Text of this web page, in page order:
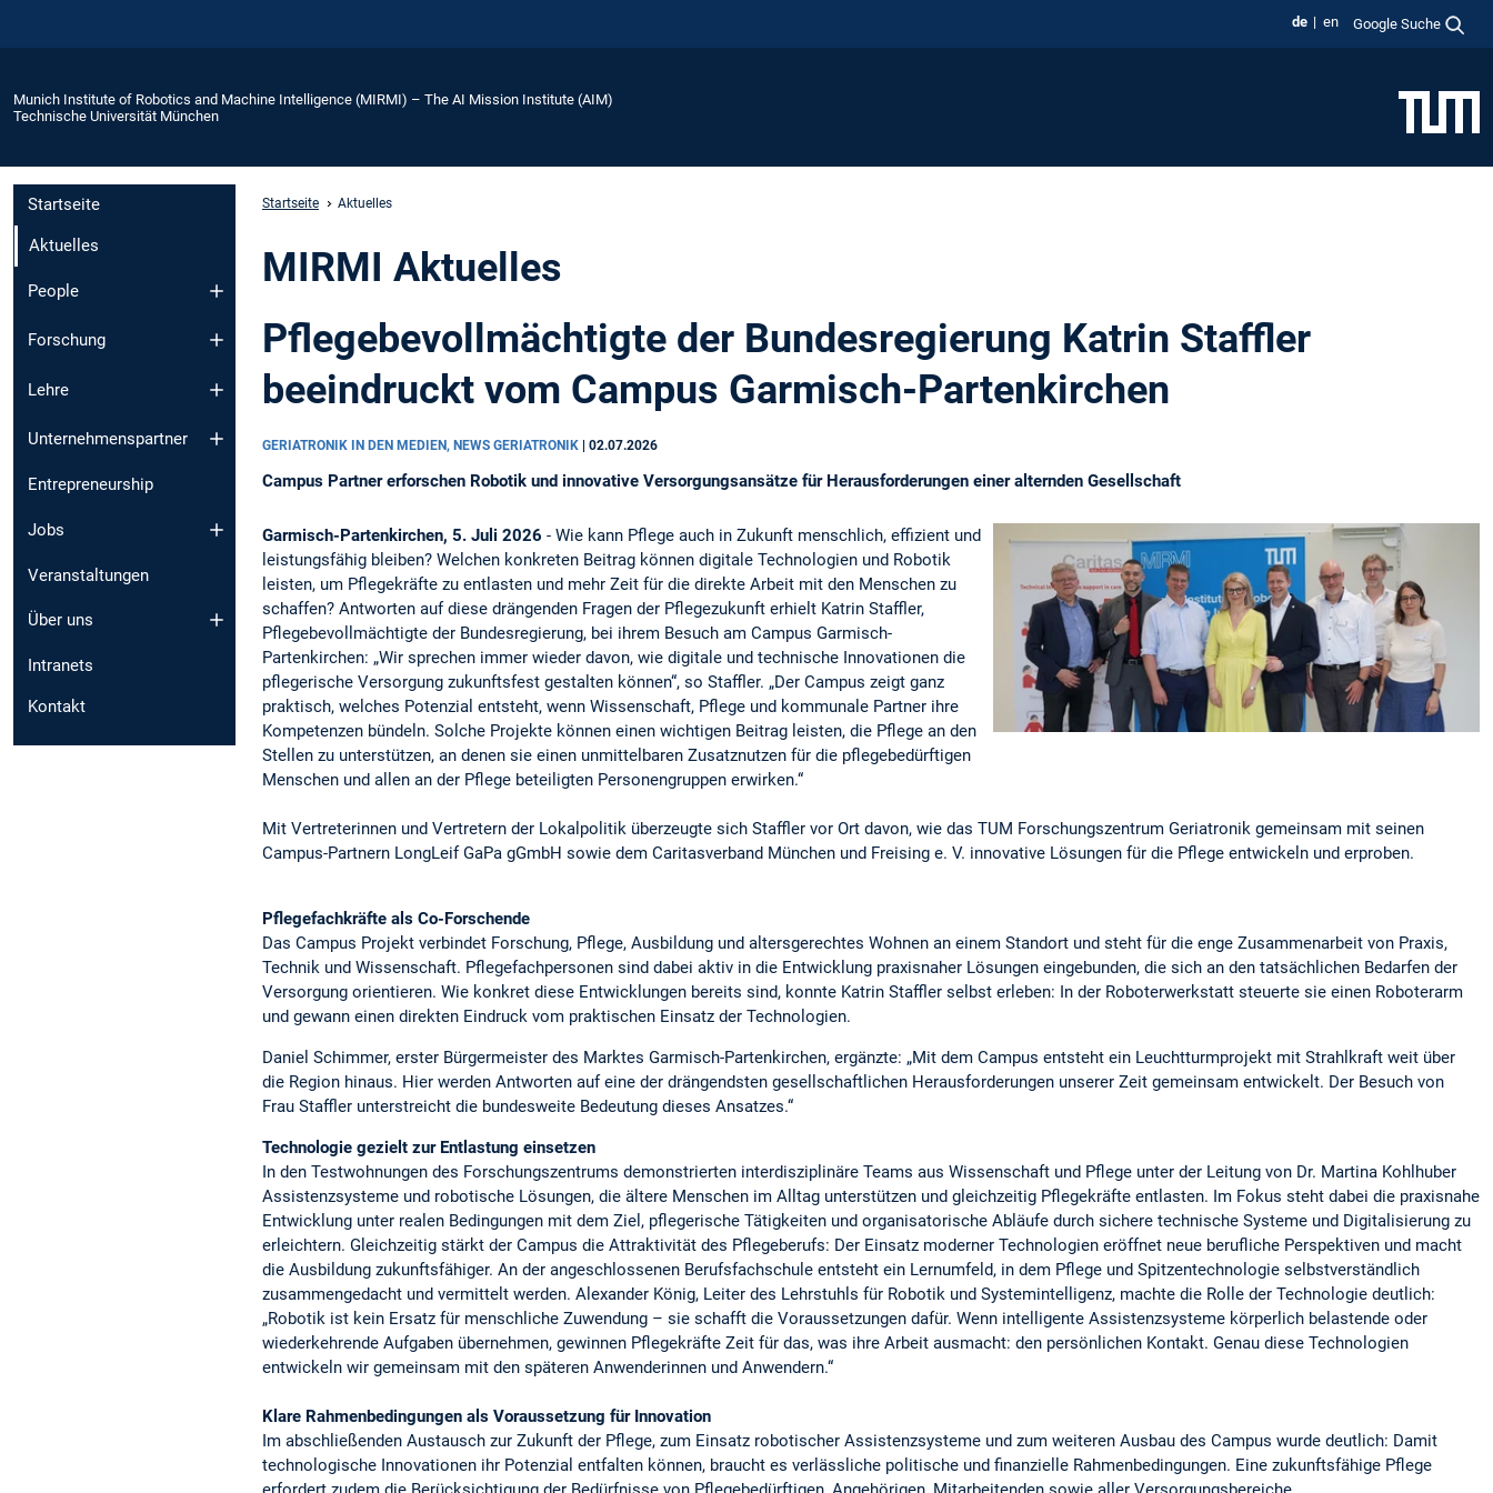
de en Google Suche
Munich Institute of Robotics and Machine Intelligence (MIRMI) – The AI Mission Institute (AIM)
Technische Universität München
Startseite
Aktuelles
People
Forschung
Lehre
Unternehmenspartner
Entrepreneurship
Jobs
Veranstaltungen
Über uns
Intranets
Kontakt
Startseite Aktuelles
MIRMI Aktuelles
Pflegebevollmächtigte der Bundesregierung Katrin Staffler
beeindruckt vom Campus Garmisch-Partenkirchen
GERIATRONIK IN DEN MEDIEN, NEWS GERIATRONIK | 02.07.2026
Campus Partner erforschen Robotik und innovative Versorgungsansätze für Herausforderungen einer alternden Gesellschaft
Garmisch-Partenkirchen, 5. Juli 2026 - Wie kann Pflege auch in Zukunft menschlich, effizient und
leistungsfähig bleiben? Welchen konkreten Beitrag können digitale Technologien und Robotik
leisten, um Pflegekräfte zu entlasten und mehr Zeit für die direkte Arbeit mit den Menschen zu
schaffen? Antworten auf diese drängenden Fragen der Pflegezukunft erhielt Katrin Staffler,
Pflegebevollmächtigte der Bundesregierung, bei ihrem Besuch am Campus Garmisch-
Partenkirchen: „Wir sprechen immer wieder davon, wie digitale und technische Innovationen die
pflegerische Versorgung zukunftsfest gestalten können“, so Staffler. „Der Campus zeigt ganz
praktisch, welches Potenzial entsteht, wenn Wissenschaft, Pflege und kommunale Partner ihre
Kompetenzen bündeln. Solche Projekte können einen wichtigen Beitrag leisten, die Pflege an den
Stellen zu unterstützen, an denen sie einen unmittelbaren Zusatznutzen für die pflegebedürftigen
Menschen und allen an der Pflege beteiligten Personengruppen erwirken.“
Mit Vertreterinnen und Vertretern der Lokalpolitik überzeugte sich Staffler vor Ort davon, wie das TUM Forschungszentrum Geriatronik gemeinsam mit seinen
Campus-Partnern LongLeif GaPa gGmbH sowie dem Caritasverband München und Freising e. V. innovative Lösungen für die Pflege entwickeln und erproben.
Pflegefachkräfte als Co-Forschende
Das Campus Projekt verbindet Forschung, Pflege, Ausbildung und altersgerechtes Wohnen an einem Standort und steht für die enge Zusammenarbeit von Praxis,
Technik und Wissenschaft. Pflegefachpersonen sind dabei aktiv in die Entwicklung praxisnaher Lösungen eingebunden, die sich an den tatsächlichen Bedarfen der
Versorgung orientieren. Wie konkret diese Entwicklungen bereits sind, konnte Katrin Staffler selbst erleben: In der Roboterwerkstatt steuerte sie einen Roboterarm
und gewann einen direkten Eindruck vom praktischen Einsatz der Technologien.
Daniel Schimmer, erster Bürgermeister des Marktes Garmisch-Partenkirchen, ergänzte: „Mit dem Campus entsteht ein Leuchtturmprojekt mit Strahlkraft weit über
die Region hinaus. Hier werden Antworten auf eine der drängendsten gesellschaftlichen Herausforderungen unserer Zeit gemeinsam entwickelt. Der Besuch von
Frau Staffler unterstreicht die bundesweite Bedeutung dieses Ansatzes.“
Technologie gezielt zur Entlastung einsetzen
In den Testwohnungen des Forschungszentrums demonstrierten interdisziplinäre Teams aus Wissenschaft und Pflege unter der Leitung von Dr. Martina Kohlhuber
Assistenzsysteme und robotische Lösungen, die ältere Menschen im Alltag unterstützen und gleichzeitig Pflegekräfte entlasten. Im Fokus steht dabei die praxisnahe
Entwicklung unter realen Bedingungen mit dem Ziel, pflegerische Tätigkeiten und organisatorische Abläufe durch sichere technische Systeme und Digitalisierung zu
erleichtern. Gleichzeitig stärkt der Campus die Attraktivität des Pflegeberufs: Der Einsatz moderner Technologien eröffnet neue berufliche Perspektiven und macht
die Ausbildung zukunftsfähiger. An der angeschlossenen Berufsfachschule entsteht ein Lernumfeld, in dem Pflege und Spitzentechnologie selbstverständlich
zusammengedacht und vermittelt werden. Alexander König, Leiter des Lehrstuhls für Robotik und Systemintelligenz, machte die Rolle der Technologie deutlich:
„Robotik ist kein Ersatz für menschliche Zuwendung – sie schafft die Voraussetzungen dafür. Wenn intelligente Assistenzsysteme körperlich belastende oder
wiederkehrende Aufgaben übernehmen, gewinnen Pflegekräfte Zeit für das, was ihre Arbeit ausmacht: den persönlichen Kontakt. Genau diese Technologien
entwickeln wir gemeinsam mit den späteren Anwenderinnen und Anwendern.“
Klare Rahmenbedingungen als Voraussetzung für Innovation
Im abschließenden Austausch zur Zukunft der Pflege, zum Einsatz robotischer Assistenzsysteme und zum weiteren Ausbau des Campus wurde deutlich: Damit
technologische Innovationen ihr Potenzial entfalten können, braucht es verlässliche politische und finanzielle Rahmenbedingungen. Eine zukunftsfähige Pflege